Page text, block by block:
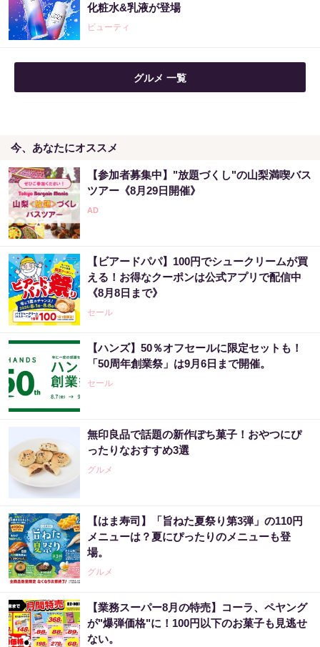
化粧水&乳液が登場
ビューティ
グルメ 一覧
今、あなたにオススメ
【参加者募集中】"放題づくし"の山梨満喫バス
ツアー《8月29日開催》
【ビアードパパ】100円でシュークリームが買
える！お得なクーポンは公式アプリで配信中
《8月8日まで》
セール
【ハンズ】50％オフセールに限定セットも！
「50周年創業祭」は9月6日まで開催。
セール
無印良品で話題の新作ぽち菓子！おやつにぴ
ったりなおすすめ3選
グルメ
【はま寿司】「旨ねた夏祭り第3弾」の110円
メニューは？夏にぴったりのメニューも登
場。
グルメ
【業務スーパー8月の特売】コーラ、ペヤング
が"爆弾価格"に！100円以下のお菓子も見逃せ
ない。